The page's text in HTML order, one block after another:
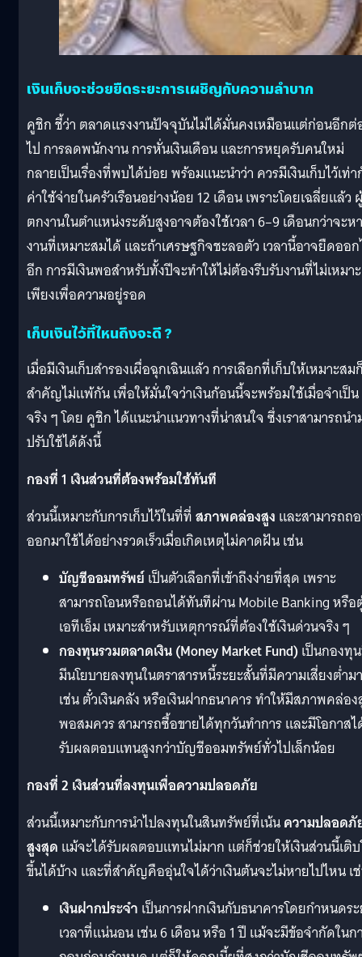
เงินเก็บจะช่วยยืดระยะการเผชิญกับความลำบาก
คูชิก ชี้ว่า ตลาดแรงงานปัจจุบันไม่ได้มั่นคงเหมือนแต่ก่อนอีกต่
ไป การลดพนักงาน การหั่นเงินเดือน และการหยุดรับคนใหม่
กลายเป็นเรื่องที่พบได้บ่อย พร้อมแนะนำว่า ควรมีเงินเก็บไว้เท่
ค่าใช้จ่ายในครัวเรือนอย่างน้อย 12 เดือน เพราะโดยเฉลี่ยแล้ว
ตกงานในตำแหน่งระดับสูงอาจต้องใช้เวลา 6–9 เดือนกว่าจะหา
งานที่เหมาะสมได้ และถ้าเศรษฐกิจชะลอตัว เวลานี้อาจยืดออ
อีก การมีเงินพอสำหรับทั้งปีจะทำให้ไม่ต้องรีบรับงานที่ไม่เหมาะ
เพียงเพื่อความอยู่รอด
เก็บเงินไว้ที่ไหนถึงจะดี ?
เมื่อมีเงินเก็บสำรองเผื่อฉุกเฉินแล้ว การเลือกที่เก็บให้เหมาะสม
สำคัญไม่แพ้กัน เพื่อให้มั่นใจว่าเงินก้อนนี้จะพร้อมใช้เมื่อจำเป็น
จริง ๆ โดย คูชิก ได้แนะนำแนวทางที่น่าสนใจ ซึ่งเราสามารถนำ
ปรับใช้ได้ดังนี้
กองที่ 1 เงินส่วนที่ต้องพร้อมใช้ทันที
ส่วนนี้เหมาะกับการเก็บไว้ในที่ที่สภาพคล่องสูง และสามารถถ
ออกมาใช้ได้อย่างรวดเร็วเมื่อเกิดเหตุไม่คาดฝัน เช่น
บัญชีออมทรัพย์เป็นตัวเลือกที่เข้าถึงง่ายที่สุด เพราะ
สามารถโอนหรือถอนได้ทันทีผ่าน Mobile Banking หรือ
เอทีเอ็ม เหมาะสำหรับเหตุการณ์ที่ต้องใช้เงินด่วนจริง ๆ
กองทุนรวมตลาดเงิน (Money Market Fund)เป็นกองทุ
มีนโยบายลงทุนในตราสารหนี้ระยะสั้นที่มีความเสี่ยงต่ำม
เช่น ตั๋วเงินคลัง หรือเงินฝากธนาคาร ทำให้มีสภาพคล่อ
พอสมควร สามารถซื้อขายได้ทุกวันทำการ และมีโอกาส
รับผลตอบแทนสูงกว่าบัญชีออมทรัพย์ทั่วไปเล็กน้อย
กองที่ 2 เงินส่วนที่ลงทุนเพื่อความปลอดภัย
ส่วนนี้เหมาะกับการนำไปลงทุนในสินทรัพย์ที่เน้นความปลอดภั
สูงสุด แม้จะได้รับผลตอบแทนไม่มาก แต่ก็ช่วยให้เงินส่วนนี้เติ
ขึ้นได้บ้าง และที่สำคัญคืออุ่นใจได้ว่าเงินต้นจะไม่หายไปไหน เ
เงินฝากประจำ เป็นการฝากเงินกับธนาคารโดยกำหนดร
เวลาที่แน่นอน เช่น 6 เดือน หรือ 1 ปี แม้จะมีข้อจำกัดในก